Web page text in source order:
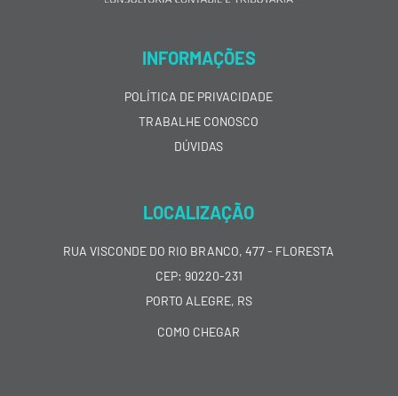
INFORMAÇÕES
POLÍTICA DE PRIVACIDADE
TRABALHE CONOSCO
DÚVIDAS
LOCALIZAÇÃO
RUA VISCONDE DO RIO BRANCO, 477 - FLORESTA
CEP: 90220-231
PORTO ALEGRE, RS
COMO CHEGAR